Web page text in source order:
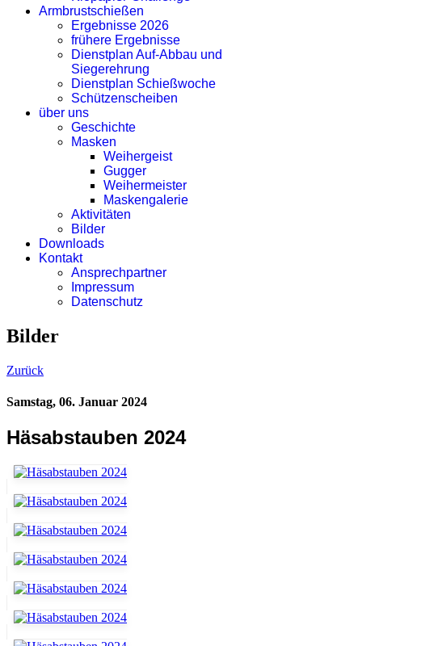
Armbrustschießen
Ergebnisse 2026
frühere Ergebnisse
Dienstplan Auf-Abbau und
Siegerehrung
Dienstplan Schießwoche
Schützenscheiben
über uns
Geschichte
Masken
Weihergeist
Gugger
Weihermeister
Maskengalerie
Aktivitäten
Bilder
Downloads
Kontakt
Ansprechpartner
Impressum
Datenschutz
Bilder
Zurück
Samstag, 06. Januar 2024
Häsabstauben 2024